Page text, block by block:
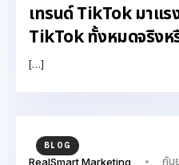
เทรนด์ TikTok มาแ
TikTok ทั้งหมดจริงห
[…]
BLOG
RealSmart Marketing กัน